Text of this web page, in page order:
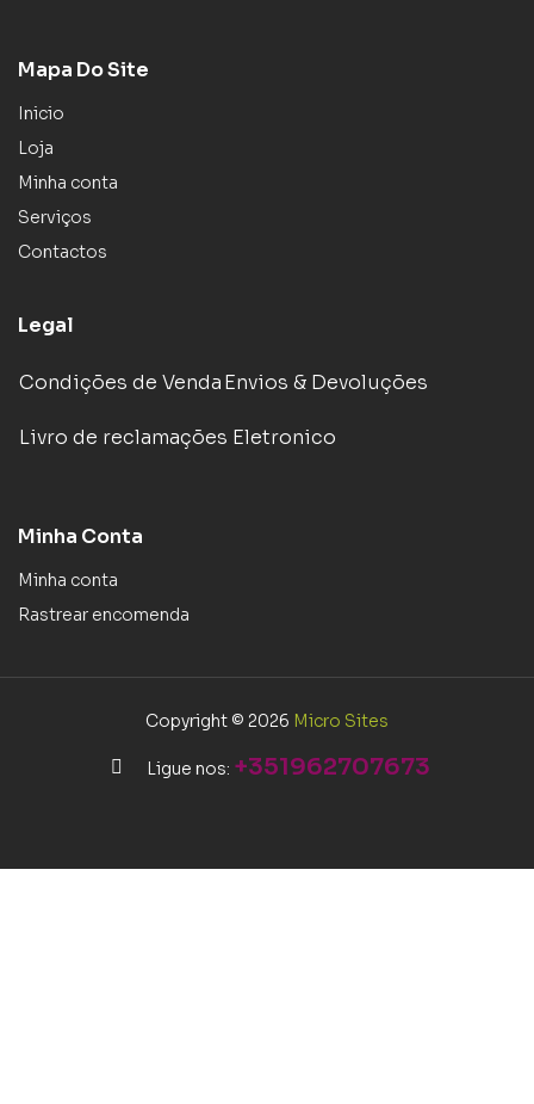
Mapa Do Site
Inicio
Loja
Minha conta
Serviços
Contactos
Legal
Condições de VendaEnvios & Devoluções
Livro de reclamações Eletronico
Minha Conta
Minha conta
Rastrear encomenda
Copyright © 2026 Micro Sites
Ligue nos: +351962707673